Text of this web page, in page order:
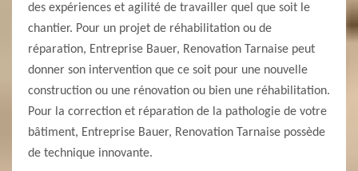
des expériences et agilité de travailler quel que soit le
chantier. Pour un projet de réhabilitation ou de
réparation, Entreprise Bauer, Renovation Tarnaise peut
donner son intervention que ce soit pour une nouvelle
construction ou une rénovation ou bien une réhabilitation.
Pour la correction et réparation de la pathologie de votre
bâtiment, Entreprise Bauer, Renovation Tarnaise possède
de technique innovante.